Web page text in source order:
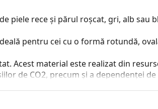
piele rece și părul roșcat, gri, alb sau
pentru cei cu o formă rotundă,
Acest material este realizat din
de CO2, precum și a dependenței de